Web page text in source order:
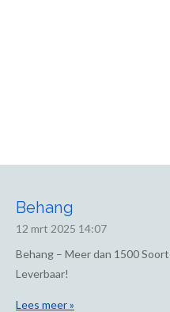
Behang
12 mrt 2025 14:07
Behang – Meer dan 1500
Leverbaar!
Lees meer »